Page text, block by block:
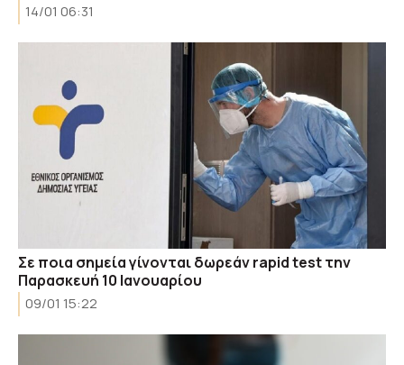
14/01 06:31
Σε ποια σημεία γίνονται δωρεάν rapid test την
Παρασκευή 10 Ιανουαρίου
09/01 15:22